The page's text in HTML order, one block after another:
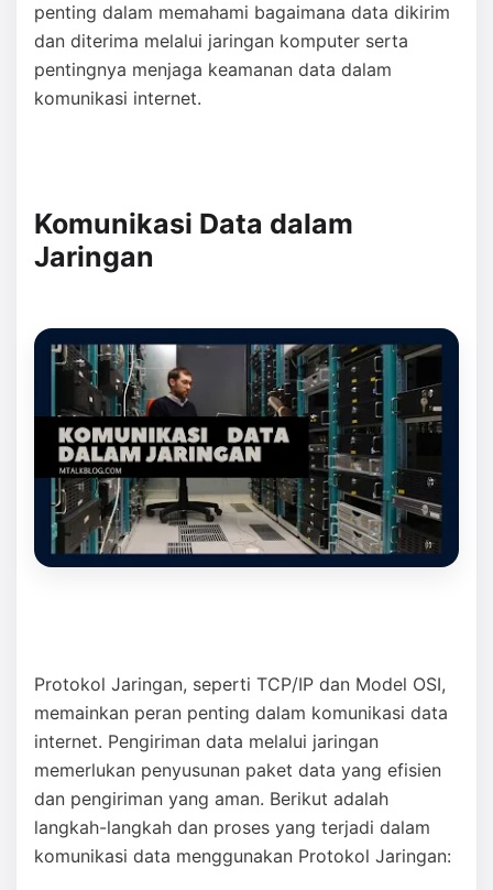
penting dalam memahami bagaimana data dikirim
dan diterima melalui jaringan komputer serta
pentingnya menjaga keamanan data dalam
komunikasi internet.
Komunikasi Data dalam
Jaringan
Protokol Jaringan, seperti TCP/IP dan Model OSI,
memainkan peran penting dalam komunikasi data
internet. Pengiriman data melalui jaringan
memerlukan penyusunan paket data yang efisien
dan pengiriman yang aman. Berikut adalah
langkah-langkah dan proses yang terjadi dalam
komunikasi data menggunakan Protokol Jaringan: